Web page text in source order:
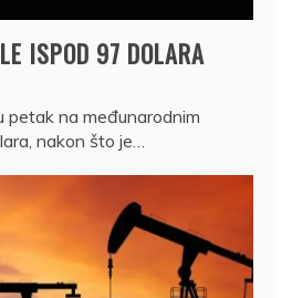
ISPOD 97 DOLARA
petak na međunarodnim
nakon što je…